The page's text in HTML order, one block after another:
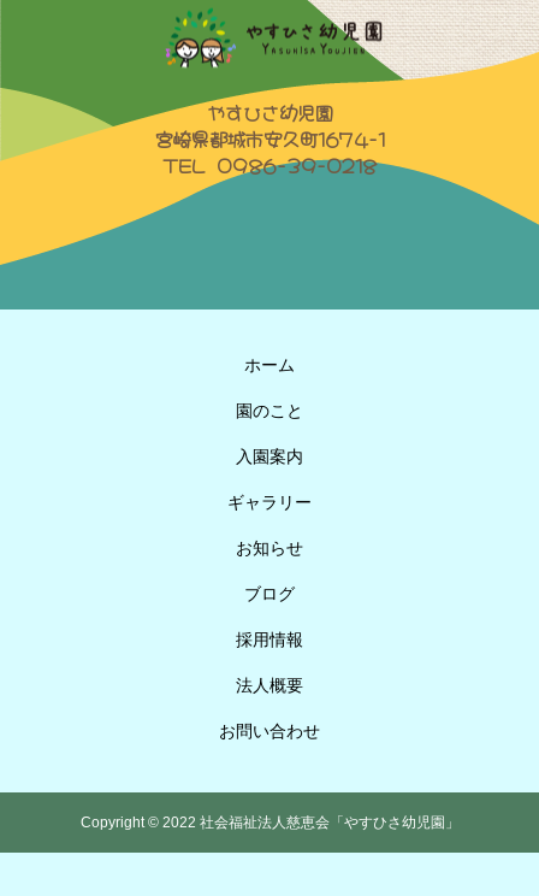
やすひさ幼児園
宮崎県都城市安久町1674-1
TEL 0986-39-0218
ホーム
園のこと
入園案内
ギャラリー
お知らせ
ブログ
採用情報
法人概要
お問い合わせ
Copyright © 2022 社会福祉法人慈恵会「やすひさ幼児園」